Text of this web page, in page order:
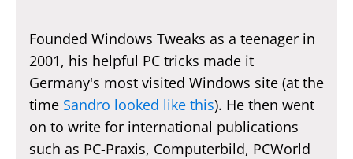
Founded Windows Tweaks as a teenager in
2001, his helpful PC tricks made it
Germany's most visited Windows site (at the
time Sandro looked like this). He then went
on to write for international publications
such as PC-Praxis, Computerbild, PCWorld